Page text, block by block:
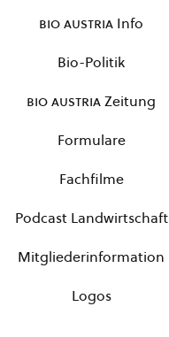
bio austria Info
Bio-Politik
bio austriaZeitung
Formulare
Fachfilme
Podcast Landwirtschaft
Mitgliederinformation
Logos